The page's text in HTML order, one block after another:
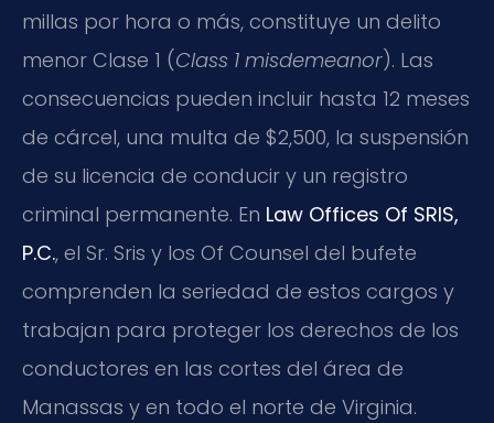
millas por hora o más, constituye un delito
menor Clase 1 (Class 1 misdemeanor). Las
consecuencias pueden incluir hasta 12 meses
de cárcel, una multa de $2,500, la suspensión
de su licencia de conducir y un registro
criminal permanente. En Law Offices Of SRIS,
P.C., el Sr. Sris y los Of Counsel del bufete
comprenden la seriedad de estos cargos y
trabajan para proteger los derechos de los
conductores en las cortes del área de
Manassas y en todo el norte de Virginia.